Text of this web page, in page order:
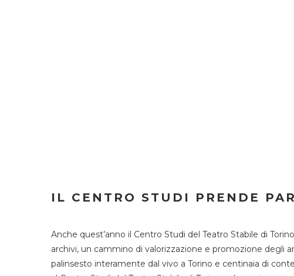
IL CENTRO STUDI PRENDE
Anche quest’anno il Centro Studi del Teatro Stabile di
archivi, un cammino di valorizzazione e promozione degli
palinsesto interamente dal vivo a Torino e centinaia di